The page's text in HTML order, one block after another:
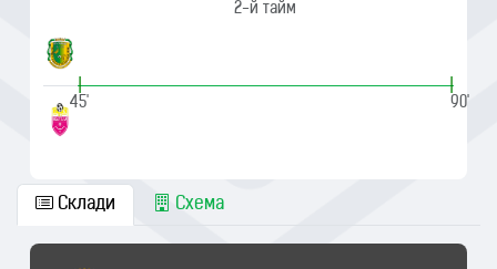
2-й тайм
|
45'
|
90'
Склади Схема